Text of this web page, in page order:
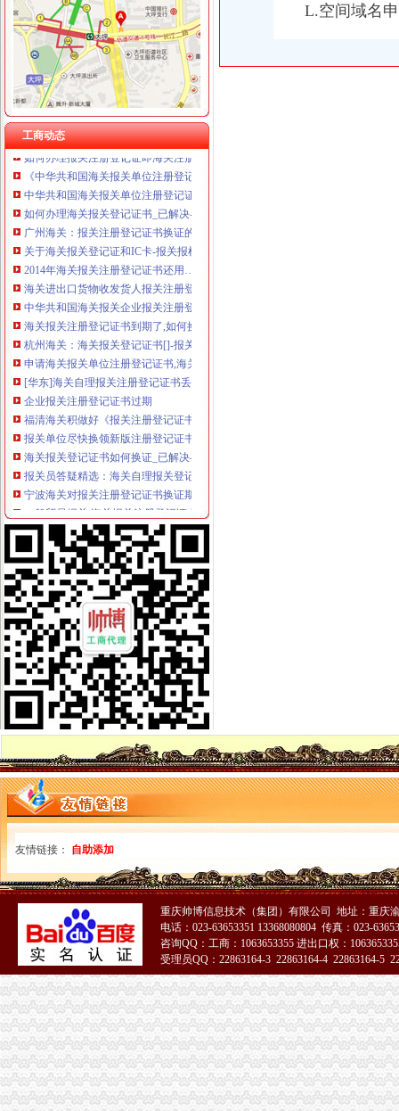
工商动态
申请海关报关单位注册登记证书,海关报关注册信息年度报告范本,
长沙润洲环保设备公司自理海关报关登记-荣誉证书-长沙润洲环保设备
《中华共和国海关报关单位注册登记证书》变更材料
《中华共和国海关报关单位注册登记证书》备案材料
海关进出口货物收发货人报关注册登记证书
关于《海关报关单位注册登记证书》的几个问题.-报关报检-福步外
《中华共和国海关报关企业报关注册登记证书》有效期为几年？
如何办理报关注册登记证即海关注册登记证明？-通关监管海关业务咨
《中华共和国海关报关单位注册登记证书》的有效期是多久？
中华共和国海关报关单位注册登记证书.xls
如何办理海关报关登记证书_已解决-阿里巴巴生意经
广州海关：报关注册登记证书换证的问题
关于海关报关登记证和IC卡-报关报检-福步外贸论坛（FOBBusiness
2014年海关报关注册登记证书还用…-海关百问
海关进出口货物收发货人报关注册登记证书的次办理
中华共和国海关报关企业报关注册登记证书过期_政务咨询_浙江电
海关报关注册登记证书到期了,如何换证？_政务咨询_浙江电子口岸
杭州海关：海关报关登记证书[]-报关员通关指南--育路报关员考
申请海关报关单位注册登记证书,海关报关注册信息年度报告范本,
[华东]海关自理报关注册登记证书丢失-报关报检-福步外贸论坛（FOB
企业报关注册登记证书过期
福清海关积做好《报关注册登记证书》换证工作
报关单位尽快换领新版注册登记证书|海关|报关_凤凰财经
海关报关登记证书如何换证_已解决-阿里巴巴生意经
报关员答疑精选：海关自理报关登记证变更-报关员-环球网校
宁波海关对报关注册登记证书换证期限的规定_海关外贸咨询_新浪博客
一般贸易报关,海关报关注册登记证书应多注意：_第1页_zz
更换海关注册登记证书后仍无报关？-海南省政务服务中心
宁波海关对报关注册登记证书换证期限的规定-通关监管海关业务咨询
海关进出口货物收发货人报关注册登记证书有效期-报关员通关指南--育
拱北海关：咨询报关企业注册登记证延续及换证
关于海关办理IC卡和报关登记证书怎么办理？急-报关报检-福步外贸论
海关进出口货物收发货人报关注册登记证书的次办理
[06-30]哪位YUYU知道海关报关注册登记证在哪里办理换证？？_鹭岛
申请海关报关单位注册登记证书,海关报关注册信息年度报告范本,
海关报关单位注册登记证书-荣誉证书-常州市金坛区环宇科学仪器厂
报关注册登记证书在海关哪个部门办理？-实务问答-中国物流交易中
海关进出口货物收发货人报关注册登记证书过期怎样办理-政民互动群
变更人后海关报关注册登记证书要办理变更需要哪些资料？_已解决-
海关进出口货物报关登记证(英文翻译模板)_Sunny_新浪博客
进出口企业登记证全称是什么；它和海关报关登记证是一回事吗？_阿
海关注册登记证书年检_政务咨询_浙江电子口岸
北京海关：进出口货物收发货人报关注册登记证证书过期
报关企业应自“中华共和国海关报关企业报关注册登记证书”届
拱北海关：关于报关注册登记证书换证问题-报关员网-吧
海关进出口货物收发货人报关注册登记证书-公司动态-北京东方圣隆达
《海关进出口货物收发货人报关注册登记证书》有效期有多久？-通关
海关登记证书到期-会计之家-PoweredbyDiscuz!
报关登记证过期海关加急服务_报关报检_中国贸易金融网
变更人后海关报关注册登记证书要办理变更需要哪些资料？-阿里巴
企业的《中华共和国海关进出口货物收发货人报关注册登记证书》
中华共和国海关进出口货人报关注册登记证书逾期年检失效后该怎
海关报关登记证书
申请海关报关单位注册登记证书,海关报关注册信息年度报告范本,
长沙润洲环保设备公司自理海关报关登记-荣誉证书-长沙润洲环保设备
《中华共和国海关报关单位注册登记证书》变更材料
《中华共和国海关报关单位注册登记证书》备案材料
海关进出口货物收发货人报关注册登记证书
关于《海关报关单位注册登记证书》的几个问题.-报关报检-福步外
L.空间域名
友情链接： 自助添加
重庆帅博信息技术（集团）有限公司 地址：重庆
电话：023-63653351 13368080804 传真：023-
咨询QQ：工商：1063653355 进出口权：
受理员QQ：22863164-3 22863164-4 22863164-5